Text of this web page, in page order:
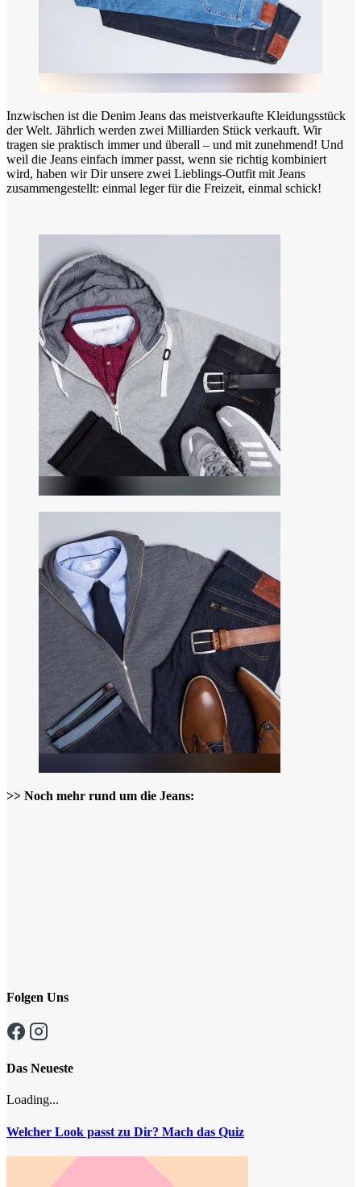
Inzwischen ist die Denim Jeans das meistverkaufte Kleidungsstück
der Welt. Jährlich werden zwei Milliarden Stück verkauft. Wir
tragen sie praktisch immer und überall – und mit zunehmend! Und
weil die Jeans einfach immer passt, wenn sie richtig kombiniert
wird, haben wir Dir unsere zwei Lieblings-Outfit mit Jeans
zusammengestellt: einmal leger für die Freizeit, einmal schick!
>> Noch mehr rund um die Jeans:
Folgen Uns
Das Neueste
Loading...
Welcher Look passt zu Dir? Mach das Quiz